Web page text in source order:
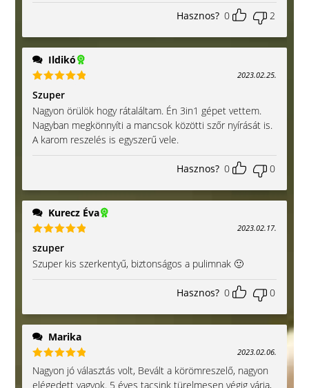
Hasznos? 0 2
Ildikó
Értékelés:
5/ 5
2023.02.25.
Szuper
Nagyon örülök hogy rátaláltam. Én 3in1 gépet vettem.
Nagyban megkönnyíti a mancsok közötti szőr nyírását is.
A karom reszelés is egyszerű vele.
Hasznos? 0 0
Kurecz Éva
5/ 5
2023.02.17.
szuper
Szuper kis szerkentyű, biztonságos a pulimnak 🙂
Hasznos? 0 0
Marika
Értékelés:
5/ 5
2023.02.06.
Nagyon jó választás volt, Bevált a körömreszelő, nagyon
elégedett vagyok. 5 éves tacsink türelmesen végig várja,